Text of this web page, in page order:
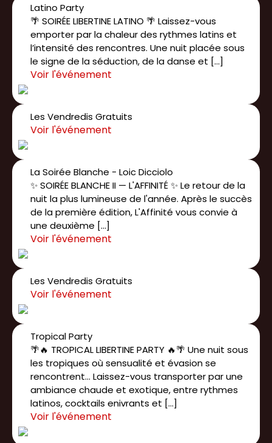
Latino Party
🌴 SOIRÉE LIBERTINE LATINO 🌴 Laissez-vous
emporter par la chaleur des rythmes latins et
l’intensité des rencontres. Une nuit placée sous
le signe de la séduction, de la danse et […]
Les Vendredis Gratuits
La Soirée Blanche - Loic Dicciolo
✨ SOIRÉE BLANCHE II — L'AFFINITÉ ✨ Le retour de la
nuit la plus lumineuse de l'année. Après le succès
de la première édition, L'Affinité vous convie à
une deuxième […]
Les Vendredis Gratuits
Tropical Party
🌴🔥 TROPICAL LIBERTINE PARTY 🔥🌴 Une nuit sous
les tropiques où sensualité et évasion se
rencontrent... Laissez-vous transporter par une
ambiance chaude et exotique, entre rythmes
latinos, cocktails enivrants et […]